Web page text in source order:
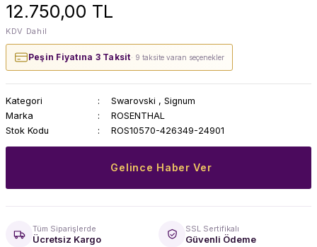
12.750,00 TL
KDV Dahil
Peşin Fiyatına 3 Taksit· 9 taksite varan seçenekler
Kategori Swarovski , Signum
Marka
ROSENTHAL
Stok Kodu
ROS10570-426349-24901
Gelince Haber Ver
Tüm Siparişlerde
Ücretsiz Kargo
SSL Sertifikalı
Güvenli Ödeme